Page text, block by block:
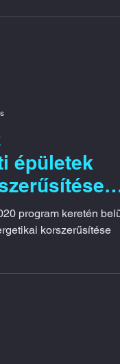
épületek
európai
program keretén
korszerűsítése